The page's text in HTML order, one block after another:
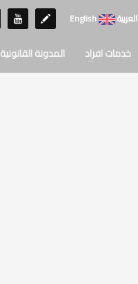
العربية English
خدمات افراد المدونة القانونية